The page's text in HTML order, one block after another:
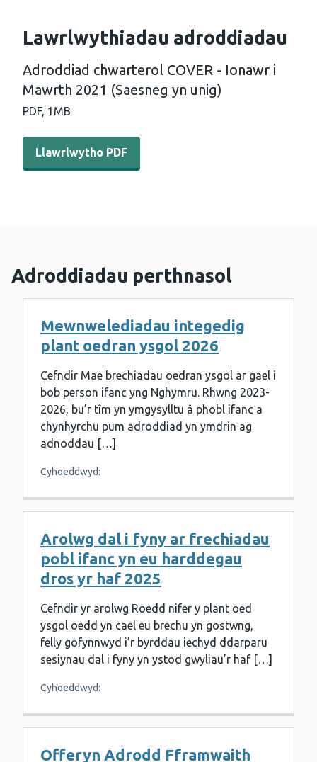
Lawrlwythiadau adroddiadau
Adroddiad chwarterol COVER - Ionawr i
Mawrth 2021 (Saesneg yn unig)
PDF, 1MB
Llawrlwytho PDF - Adroddiad chwarterol COVER -
Llawrlwytho PDF
Adroddiadau perthnasol
Mewnwelediadau integedig
plant oedran ysgol 2026
Cefndir Mae brechiadau oedran ysgol ar gael i
bob person ifanc yng Nghymru. Rhwng 2023-
2026, bu’r tîm yn ymgysylltu â phobl ifanc a
chynhyrchu pum adroddiad yn ymdrin ag
adnoddau […]
Cyhoeddwyd:
Arolwg dal i fyny ar frechiadau
pobl ifanc yn eu harddegau
dros yr haf 2025
Cefndir yr arolwg Roedd nifer y plant oed
ysgol oedd yn cael eu brechu yn gostwng,
felly gofynnwyd i’r byrddau iechyd ddarparu
sesiynau dal i fyny yn ystod gwyliau’r haf […]
Cyhoeddwyd:
Offeryn Adrodd Fframwaith